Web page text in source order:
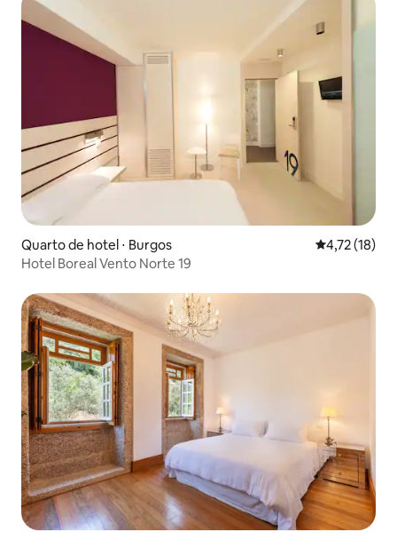
Quarto de hotel ⋅ Burgos 4,72 de uma
4,72 (18)
Hotel Boreal Vento Norte 19